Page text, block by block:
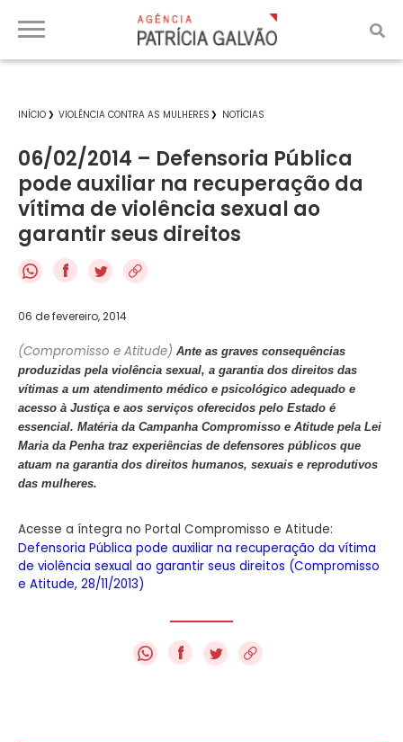
INÍCIO VIOLÊNCIA CONTRA AS MULHERES NOTÍCIAS
06/02/2014 – Defensoria Pública
pode auxiliar na recuperação da
vítima de violência sexual ao
garantir seus direitos
f
06 de fevereiro, 2014
(Compromisso e Atitude) Ante as graves consequências
produzidas pela violência sexual, a garantia dos direitos das
vítimas a um atendimento médico e psicológico adequado e
acesso à Justiça e aos serviços oferecidos pelo Estado é
essencial. Matéria da Campanha Compromisso e Atitude pela Lei
Maria da Penha traz experiências de defensores públicos que
atuam na garantia dos direitos humanos, sexuais e reprodutivos
das mulheres.
Acesse a íntegra no Portal Compromisso e Atitude:
Defensoria Pública pode auxiliar na recuperação da vítima
de violência sexual ao garantir seus direitos (Compromisso
e Atitude, 28/11/2013)
f